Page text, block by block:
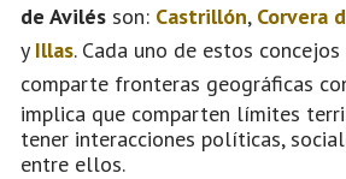
de Avilés son: Castrillón, Corvera
y Illas. Cada uno de estos
comparte fronteras geográficas
implica que comparten límites
tener interacciones políticas,
entre ellos.